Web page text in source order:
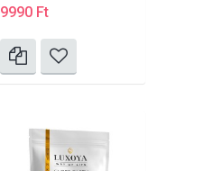
9990 Ft